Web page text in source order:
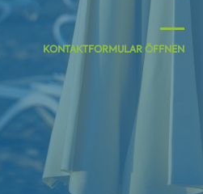
KONTAKTFORMULAR ÖFFNEN